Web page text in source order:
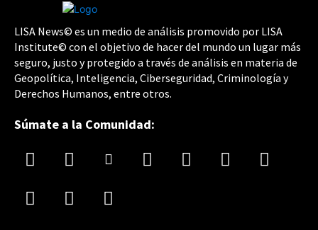
LISA News© es un medio de análisis promovido por LISA
Institute© con el objetivo de hacer del mundo un lugar más
seguro, justo y protegido a través de análisis en materia de
Geopolítica, Inteligencia, Ciberseguridad, Criminología y
Derechos Humanos, entre otros.
Súmate a la Comunidad: